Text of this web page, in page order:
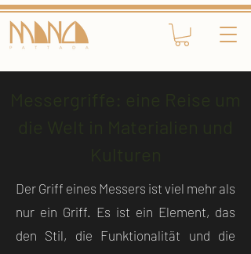
Der Griff eines Messers ist viel mehr als
nur ein Griff. Es ist ein Element, das
den Stil, die Funktionalität und die